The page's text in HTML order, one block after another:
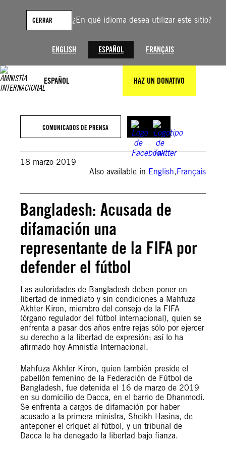
¿En qué idioma desea utilizar este sitio?
ENGLISH ESPAÑOL FRANÇAIS
CERRAR
ESPAÑOL HAZ UN DONATIVO
contenido
COMUNICADOS DE PRENSA
18 marzo 2019
Also available in English,Français
Bangladesh: Acusada de
difamación una
representante de la FIFA por
defender el fútbol
Las autoridades de Bangladesh deben poner en
libertad de inmediato y sin condiciones a Mahfuza
Akhter Kiron, miembro del consejo de la FIFA
(órgano regulador del fútbol internacional), quien se
enfrenta a pasar dos años entre rejas sólo por ejercer
su derecho a la libertad de expresión; así lo ha
afirmado hoy Amnistía Internacional.
Mahfuza Akhter Kiron, quien también preside el
pabellón femenino de la Federación de Fútbol de
Bangladesh, fue detenida el 16 de marzo de 2019
en su domicilio de Dacca, en el barrio de Dhanmodi.
Se enfrenta a cargos de difamación por haber
acusado a la primera ministra, Sheikh Hasina, de
anteponer el críquet al fútbol, y un tribunal de
Dacca le ha denegado la libertad bajo fianza.